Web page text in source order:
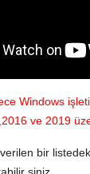
Windows
ve 2019
bir